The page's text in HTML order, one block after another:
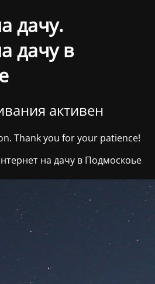
дачу.
дачу в
активен
Thank you for your patience!
на дачу в Подмоскоье